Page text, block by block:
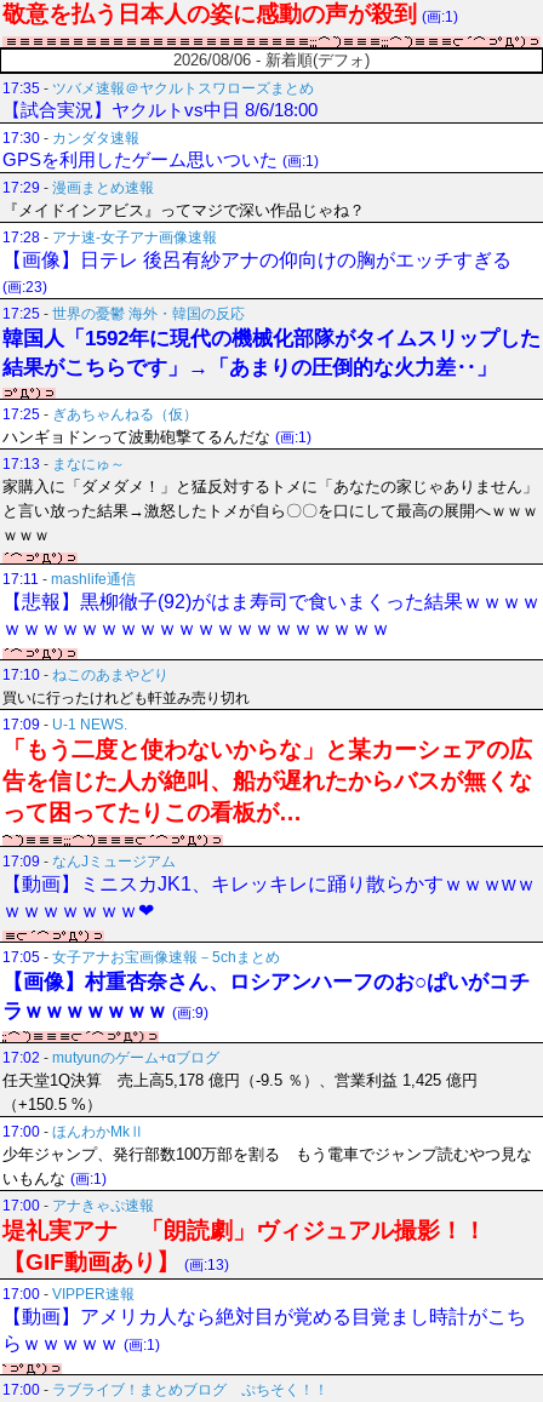
敬意を払う日本人の姿に感動の声が殺到 (画:1)
2026/08/06 - 新着順(デフォ)
17:35 - ツバメ速報＠ヤクルトスワローズまとめ
【試合実況】ヤクルトvs中日 8/6/18:00
17:30 - カンダタ速報
GPSを利用したゲーム思いついた (画:1)
17:29 - 漫画まとめ速報
『メイドインアビス』ってマジで深い作品じゃね？
17:28 - アナ速‐女子アナ画像速報
【画像】日テレ 後呂有紗アナの仰向けの胸がエッチすぎる
(画:23)
17:25 - 世界の憂鬱 海外・韓国の反応
韓国人「1592年に現代の機械化部隊がタイムスリップした
結果がこちらです」→「あまりの圧倒的な火力差‥」
17:25 - ぎあちゃんねる（仮）
ハンギョドンって波動砲撃てるんだな (画:1)
17:13 - まなにゅ～
家購入に「ダメダメ！」と猛反対するトメに「あなたの家じゃありません」
と言い放った結果→激怒したトメが自ら〇〇を口にして最高の展開へｗｗｗ
ｗｗｗ
17:11 - mashlife通信
【悲報】黒柳徹子(92)がはま寿司で食いまくった結果ｗｗｗｗ
ｗｗｗｗｗｗｗｗｗｗｗｗｗｗｗｗｗｗｗｗ
17:10 - ねこのあまやどり
買いに行ったけれども軒並み売り切れ
17:09 - U-1 NEWS.
「もう二度と使わないからな」と某カーシェアの広
告を信じた人が絶叫、船が遅れたからバスが無くな
って困ってたりこの看板が…
17:09 - なんJミュージアム
【動画】ミニスカJK1、キレッキレに踊り散らかすｗｗｗwｗ
ｗｗｗｗｗｗｗ❤
17:05 - 女子アナお宝画像速報－5chまとめ
【画像】村重杏奈さん、ロシアンハーフのお○ぱいがコチ
ラｗｗｗｗｗｗｗ (画:9)
17:02 - mutyunのゲーム+αブログ
任天堂1Q決算 売上高5,178 億円（-9.5 ％）、営業利益 1,425 億円
（+150.5 %）
17:00 - ほんわかMkⅡ
少年ジャンプ、発行部数100万部を割る もう電車でジャンプ読むやつ見な
いもんな (画:1)
17:00 - アナきゃぷ速報
堤礼実アナ 「朗読劇」ヴィジュアル撮影！！
【GIF動画あり】
(画:13)
17:00 - VIPPER速報
【動画】アメリカ人なら絶対目が覚める目覚まし時計がこち
らｗｗｗｗｗ (画:1)
17:00 - ラブライブ！まとめブログ ぷちそく！！